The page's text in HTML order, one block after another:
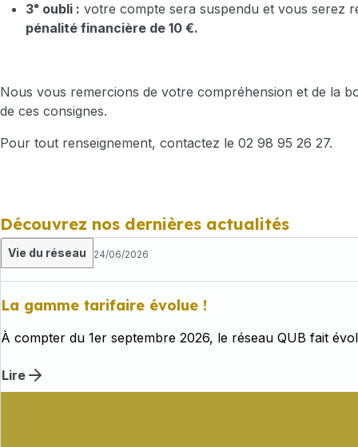
3ᵉ oubli : votre compte sera suspendu et vous serez
pénalité financière de 10 €.
Nous vous remercions de votre compréhension et de la
de ces consignes.
Pour tout renseignement, contactez le 02 98 95 26 27.
Découvrez nos dernières actualités
Vie du réseau 24/06/2026
La gamme tarifaire évolue !
À compter du 1er septembre 2026, le réseau QUB fait
Lire